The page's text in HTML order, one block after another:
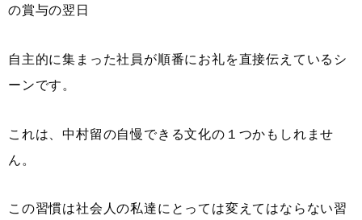
の賞与の翌日
自主的に集まった社員が順番にお礼を直接伝えているシ
ーンです。
これは、中村留の自慢できる文化の１つかもしれませ
ん。
この習慣は社会人の私達にとっては変えてはならない習